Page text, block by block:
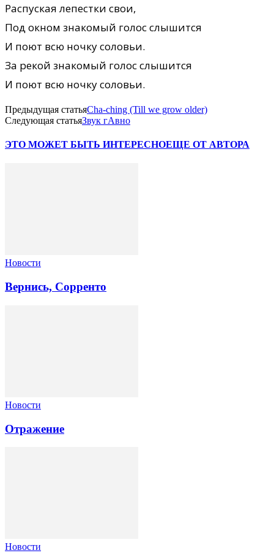
Распуская лепестки свои,
Под окном знакомый голос слышится
И поют всю ночку соловьи.
За рекой знакомый голос слышится
И поют всю ночку соловьи.
Предыдущая статьяCha-ching (Till we grow older)
Следующая статьяЗвук гАвно
ЭТО МОЖЕТ БЫТЬ ИНТЕРЕСНОЕЩЕ ОТ АВТОРА
Новости
Вернись, Сорренто
Новости
Отражение
Новости